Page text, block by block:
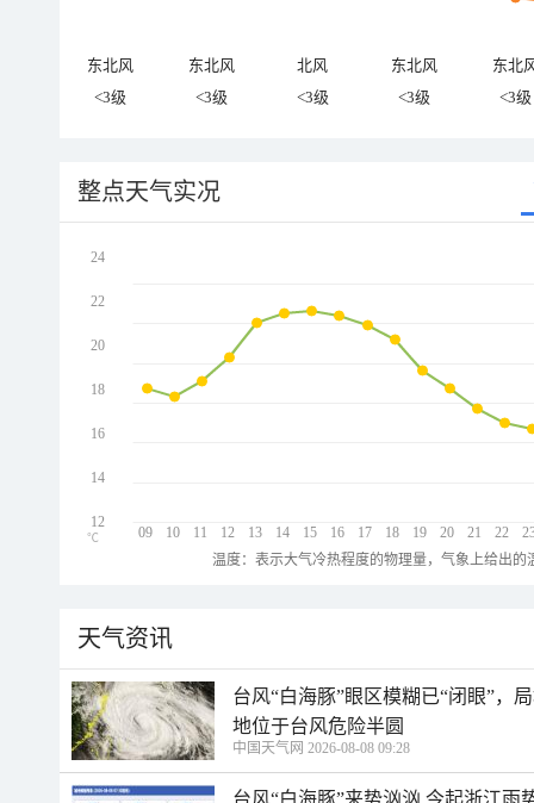
东北风 东北风 北风 东北风
东北
<3级
<3级 <3级 <3级 <3级
整点天气实况
09 10 11 12 13 14 15 16 17 18 19 20 21 22
24
22
20
18
16
14
12
℃
温度：表示大气冷热程度的物理量，气象上给出
天气资讯
台风“白海豚”眼区模糊已“闭眼”，
地位于台风危险半圆
中国天气网 2026-08-08 09:28
台风“白海豚”来势汹汹 今起浙江雨